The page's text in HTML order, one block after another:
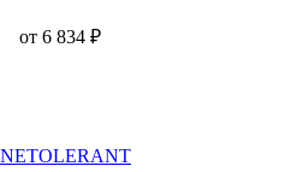
от 6 834 ₽
NETOLERANT